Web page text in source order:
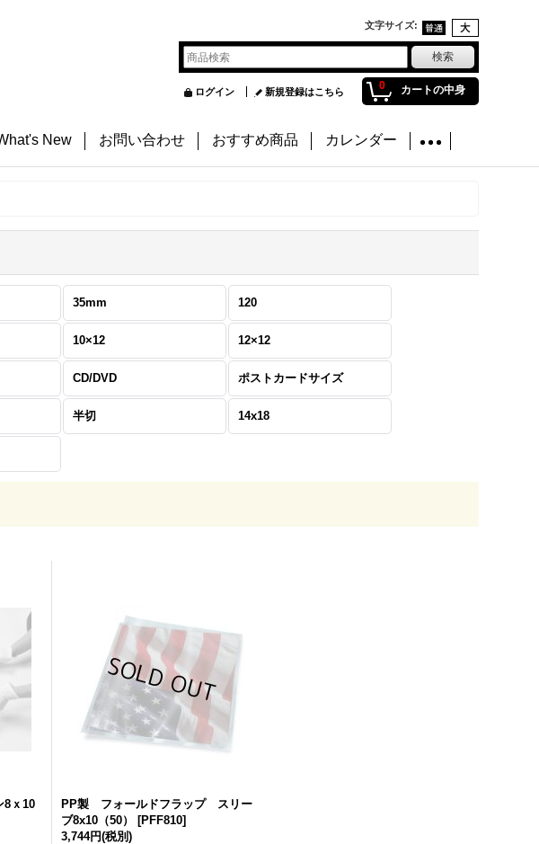
文字サイズ:
0 カートの中身
ログイン 新規登録はこちら
New お問い合わせ おすすめ商品 カレンダー
35mm 120
10×12 12×12
CD/DVD ポストカードサイズ
半切 14x18
ｘ10
PP製 フォールドフラップ スリー
ブ8x10（50）
[PFF810]
3,744円(税別)